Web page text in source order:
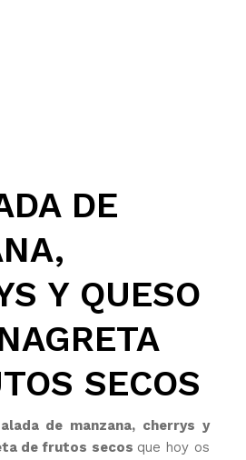
DE
Y QUESO
SECOS
de manzana, cherrys y
de frutos secos que hoy os